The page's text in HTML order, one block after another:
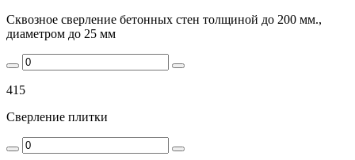
Сквозное сверление бетонных стен толщиной до 200 мм.,
диаметром до 25 мм
415
Сверление плитки